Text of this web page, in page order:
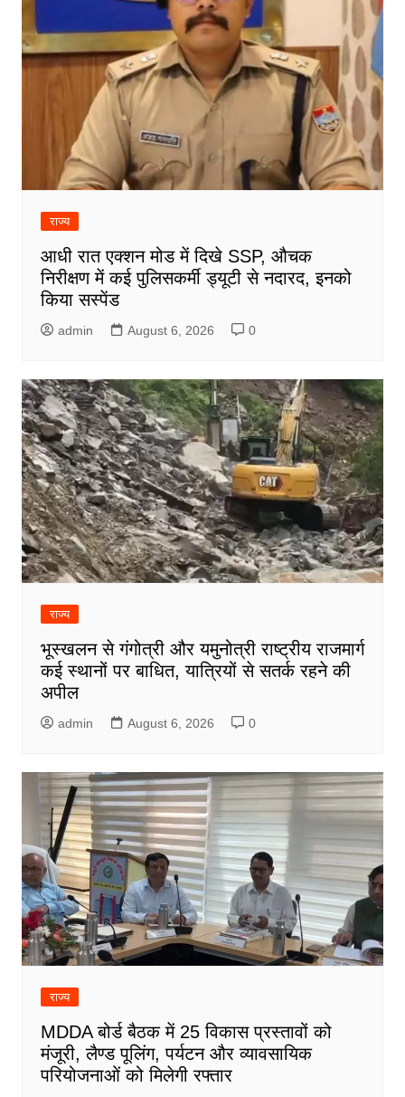
राज्य
आधी रात एक्शन मोड में दिखे SSP, औचक
निरीक्षण में कई पुलिसकर्मी ड्यूटी से नदारद, इनको
किया सस्पेंड
admin August 6, 2026 0
राज्य
भूस्खलन से गंगोत्री और यमुनोत्री राष्ट्रीय राजमार्ग
कई स्थानों पर बाधित, यात्रियों से सतर्क रहने की
अपील
admin August 6, 2026 0
राज्य
MDDA बोर्ड बैठक में 25 विकास प्रस्तावों को
मंजूरी, लैण्ड पूलिंग, पर्यटन और व्यावसायिक
परियोजनाओं को मिलेगी रफ्तार